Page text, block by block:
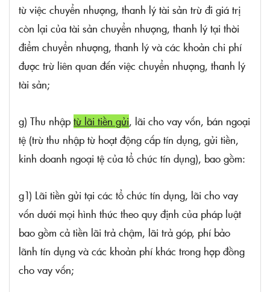
từ việc chuyển nhượng, thanh lý tài sản trừ đi giá trị
còn lại của tài sản chuyển nhượng, thanh lý tại thời
điểm chuyển nhượng, thanh lý và các khoản chi phí
được trừ liên quan đến việc chuyển nhượng, thanh lý
tài sản;
g) Thu nhập từ lãi tiền gửi, lãi cho vay vốn, bán ngoại
tệ (trừ thu nhập từ hoạt động cấp tín dụng, gửi tiền,
kinh doanh ngoại tệ của tổ chức tín dụng), bao gồm:
g1) Lãi tiền gửi tại các tổ chức tín dụng, lãi cho vay
vốn dưới mọi hình thức theo quy định của pháp luật
bao gồm cả tiền lãi trả chậm, lãi trả góp, phí bảo
lãnh tín dụng và các khoản phí khác trong hợp đồng
cho vay vốn;